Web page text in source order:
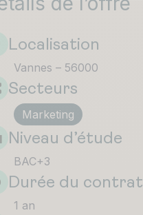
Localisation
Vannes – 56000
Secteurs
Marketing
Niveau d’étude
BAC+3
Durée du contrat
1 an